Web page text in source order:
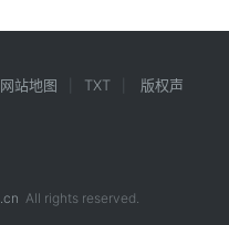
网站地图 TXT
版权声
All rights reserved.